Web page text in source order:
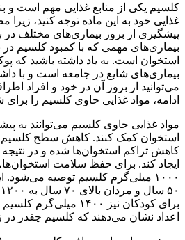
کلسیم یکی از منابع غذایی مهم است و
غذایی خود به این ماده توجه کنید، زیرا
پیشگیری از بروز بیماری‌های مختلف در
بیماری‌های مهمی که با کمبود کلسیم
استخوان است. به یاد داشته باشید که
بیماری‌های شایع در جامعه است و با
می‌توانید از بروز آن در خود و افراد
ادامه، مواد غذایی حاوی کلسیم را
مواد غذایی حاوی کلسیم می‌توانند به
استخوان کمک کنند. کاهش سطح کلسیم
کاهش تراکم استخوان‌ها شده و در
ایجاد کند. برای حفظ سلامت
۱۰۰۰ میلی‌گرم کلسیم توصیه می‌شود.
برای کودکان نیز ۱۴۰۰
اعداد نشان می‌دهند که کلسیم چقدر در